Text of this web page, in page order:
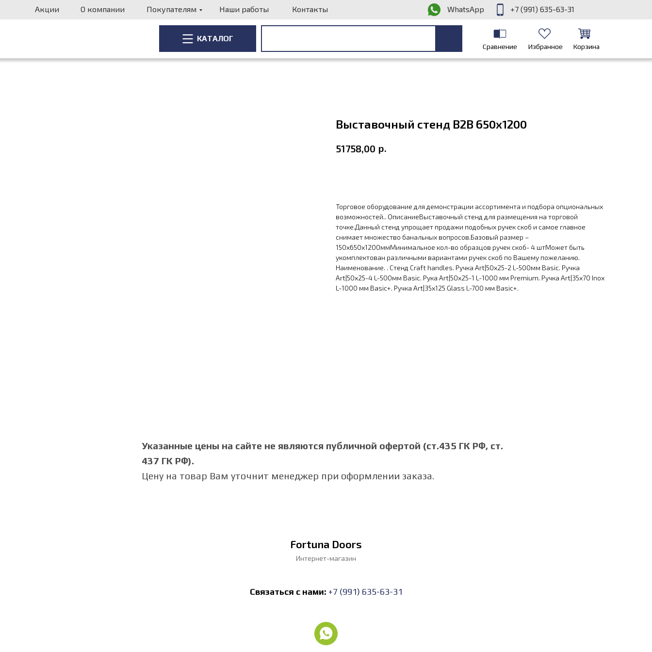
Акции О компании Покупателям Наши работы Контакты WhatsApp +7 (991) 635-63-31
КАТАЛОГ
Сравнение Избранное Корзина
Выставочный стенд B2B 650х1200
51758,00 р.
Торговое оборудование для демонстрации ассортимента и подбора опциональных
возможностей.. ОписаниеВыставочный стенд для размещения на торговой
точке.Данный стенд упрощает продажи подобных ручек скоб и самое главное
снимает множество банальных вопросов.Базовый размер –
150х650х1200ммМинимальное кол-во образцов ручек скоб- 4 штМожет быть
укомплектован различными вариантами ручек скоб по Вашему пожеланию.
Наименование. . Стенд Craft handles. Ручка Art|50х25-2 L-500мм Basic. Ручка
Art|50х25-4 L-500мм Basic. Рука Art|50х25-1 L-1000 мм Premium. Ручка Art|35х70 Inox
L-1000 мм Basic+. Ручка Art|35х125 Glass L-700 мм Basic+.
Указанные цены на сайте не являются публичной офертой (ст.435 ГК РФ, cт.
437 ГК РФ).
Цену на товар Вам уточнит менеджер при оформлении заказа.
Fortuna Doors
Интернет-магазин
Связаться с нами: +7 (991) 635-63-31